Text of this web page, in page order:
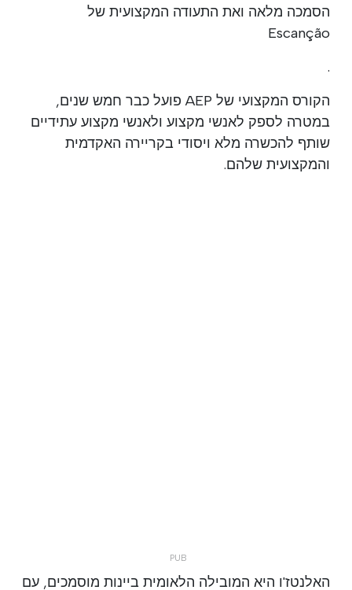
הסמכה מלאה ואת התעודה המקצועית של
Escanção
.
הקורס המקצועי של AEP פועל כבר חמש שנים,
במטרה לספק לאנשי מקצוע ולאנשי מקצוע עתידיים
שותף להכשרה מלא ויסודי בקריירה האקדמית
והמקצועית שלהם.
האלנטז'ו היא המובילה הלאומית ביינות מוסמכים, עם